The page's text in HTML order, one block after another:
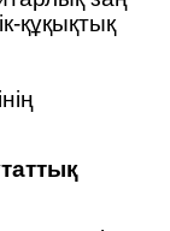
құқықтық